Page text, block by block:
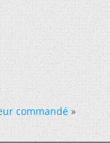
commandé »